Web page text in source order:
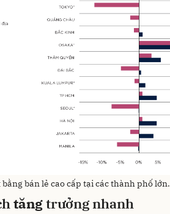
bán lẻ cao cấp tại các thành phố lớn.
tăngtrưởngnhanh